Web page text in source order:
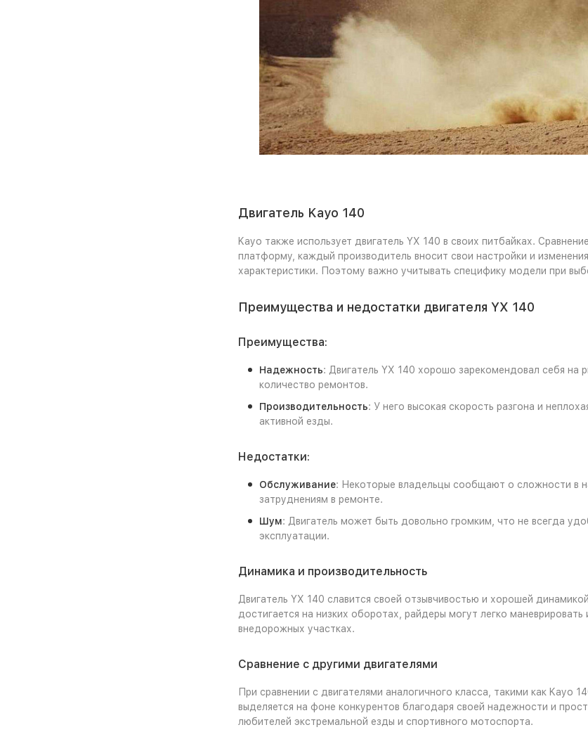
Двигатель Kayo 140
Kayo также использует двигатель YX 140 в своих питбайках.
платформу, каждый производитель вносит свои настройки и
характеристики. Поэтому важно учитывать специфику модели при
Преимущества и недостатки двигателя YX 140
Преимущества:
Надежность: Двигатель YX 140 хорошо зарекомендовал себя на
количество ремонтов.
Производительность: У него высокая скорость разгона и
активной езды.
Недостатки:
Обслуживание: Некоторые владельцы сообщают о сложности в
затруднениям в ремонте.
Шум: Двигатель может быть довольно громким, что не всегда
эксплуатации.
Динамика и производительность
Двигатель YX 140 славится своей отзывчивостью и хорошей
достигается на низких оборотах, райдеры могут легко
внедорожных участках.
Сравнение с другими двигателями
При сравнении с двигателями аналогичного класса, такими как Kayo
выделяется на фоне конкурентов благодаря своей надежности и
любителей экстремальной езды и спортивного мотоспорта.